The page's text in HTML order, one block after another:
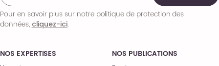
NOS EXPERTISES NOS PUBLICATIONS
Pour en savoir plus sur notre politique de protection des
données,cliquez-ici.